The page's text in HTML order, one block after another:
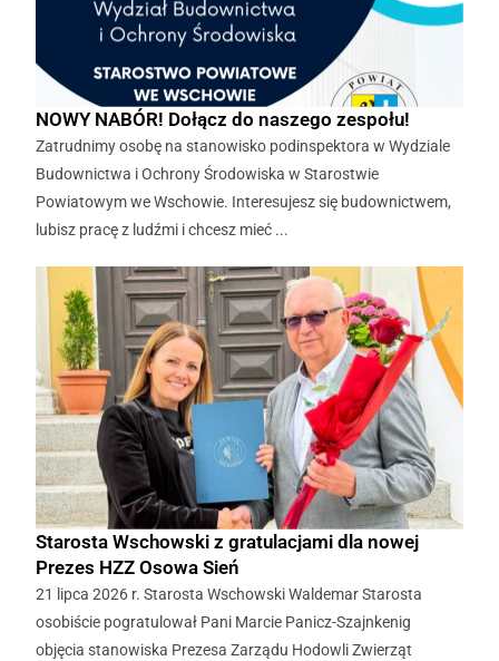
NOWY NABÓR! Dołącz do naszego zespołu!
Zatrudnimy osobę na stanowisko podinspektora w Wydziale
Budownictwa i Ochrony Środowiska w Starostwie
Powiatowym we Wschowie. Interesujesz się budownictwem,
lubisz pracę z ludźmi i chcesz mieć ...
Starosta Wschowski z gratulacjami dla nowej
Prezes HZZ Osowa Sień
21 lipca 2026 r. Starosta Wschowski Waldemar Starosta
osobiście pogratulował Pani Marcie Panicz-Szajnkenig
objęcia stanowiska Prezesa Zarządu Hodowli Zwierząt